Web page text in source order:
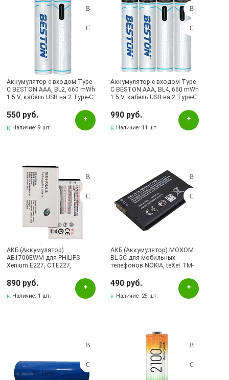
Аккумулятор с входом Type-
C BESTON AAA, BL2, 660 mWh
1.5 V, кабель USB на 2 Type-C
550 руб.
Наличие:9 шт.
Аккумулятор с входом Type-
C BESTON AAA, BL4, 660 mWh
1.5 V, кабель USB на 2 Type-C
990 руб.
Наличие: 11 шт.
АКБ (Аккумулятор)
AB1700EWM для PHILIPS
Xenium E227, CTE227,
890 руб.
Наличие: 1 шт.
АКБ (Аккумулятор) MOXOM
BL-5C для мобильных
телефонов NOKIA, teXet TM-
490 руб.
Наличие: 25 шт.